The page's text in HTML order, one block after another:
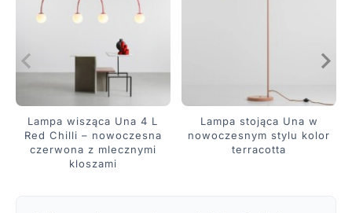
Lampa wisząca Una 4 L
Red Chilli – nowoczesna
czerwona z mlecznymi
kloszami
Lampa stojąca Una w
nowoczesnym stylu kolor
terracotta